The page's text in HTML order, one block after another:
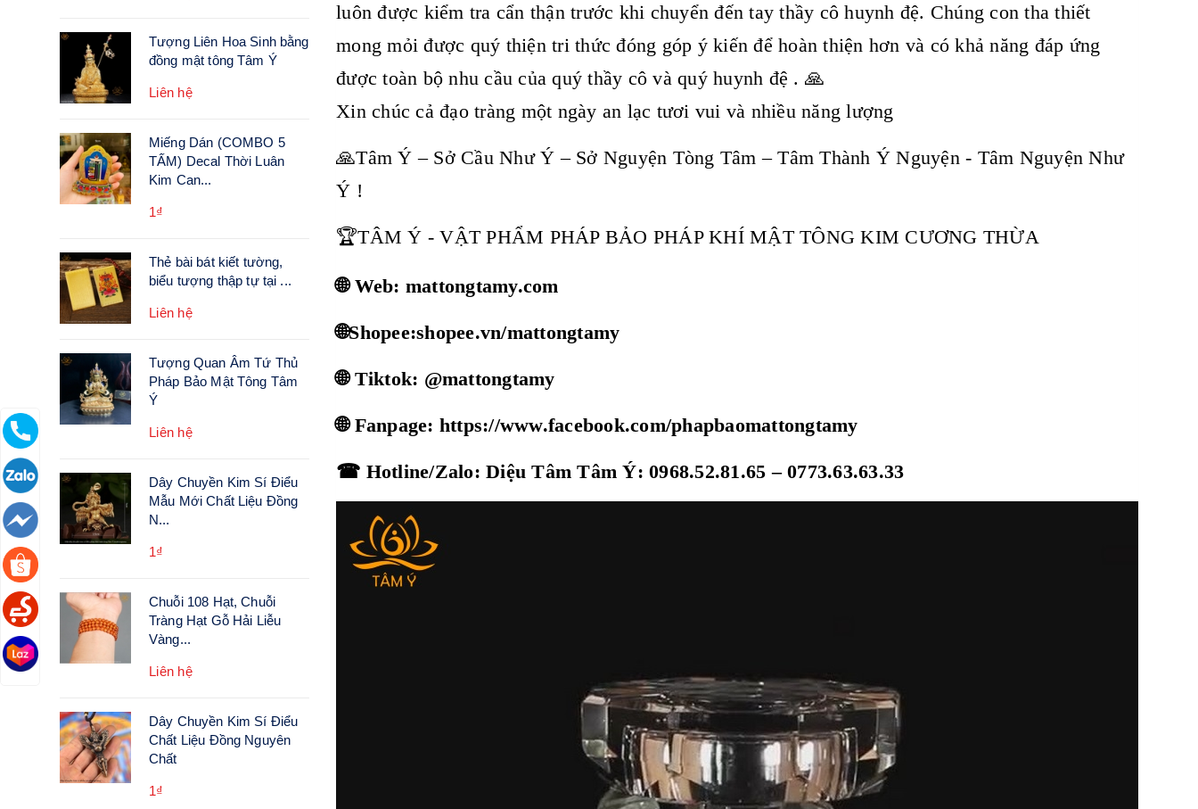
Tượng Liên Hoa Sinh bằng
đồng mật tông Tâm Ý
Liên hệ
Miếng Dán (COMBO 5
TẤM) Decal Thời Luân
Kim Can...
1₫
Thẻ bài bát kiết tường,
biểu tượng thập tự tại ...
Liên hệ
Tượng Quan Âm Tứ Thủ
Pháp Bảo Mật Tông Tâm
Ý
Liên hệ
Dây Chuyền Kim Sí Điểu
Mẫu Mới Chất Liệu Đồng
N...
1₫
Chuỗi 108 Hạt, Chuỗi
Tràng Hạt Gỗ Hải Liễu
Vàng...
Liên hệ
Dây Chuyền Kim Sí Điểu
Chất Liệu Đồng Nguyên
Chất
1₫
luôn được kiểm tra cẩn thận trước khi chuyển đến tay thầy cô huynh đệ. Chúng con tha thiết
mong mỏi được quý thiện tri thức đóng góp ý kiến để hoàn thiện hơn và có khả năng đáp ứng
được toàn bộ nhu cầu của quý thầy cô và quý huynh đệ . 🙏
Xin chúc cả đạo tràng một ngày an lạc tươi vui và nhiều năng lượng
🙏Tâm Ý – Sở Cầu Như Ý – Sở Nguyện Tòng Tâm – Tâm Thành Ý Nguyện - Tâm Nguyện Như
Ý !
🏆TÂM Ý - VẬT PHẨM PHÁP BẢO PHÁP KHÍ MẬT TÔNG KIM CƯƠNG THỪA
🌐 Web: mattongtamy.com
🌐Shopee:shopee.vn/mattongtamy
🌐 Tiktok: @mattongtamy
🌐 Fanpage: https://www.facebook.com/phapbaomattongtamy
☎ Hotline/Zalo: Diệu Tâm Tâm Ý: 0968.52.81.65 – 0773.63.63.33